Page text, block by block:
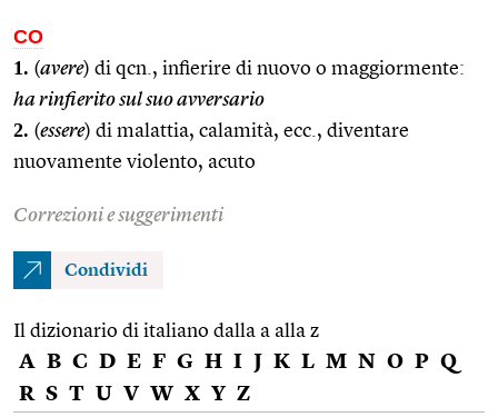
CO
1. (avere) di qcn., infierire di nuovo o maggiormente:
ha rinfierito sul suo avversario
2. (essere) di malattia, calamità, ecc., diventare
nuovamente violento, acuto
Correzioni e suggerimenti
Condividi
Il dizionario di italiano dalla a alla z
A B C D E F G H I J K L M N O P Q
R S T U V W X Y Z